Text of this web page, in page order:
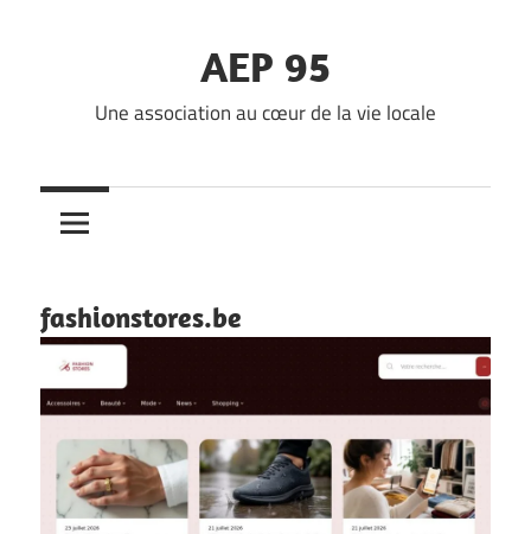
AEP 95
Une association au cœur de la vie locale
fashionstores.be